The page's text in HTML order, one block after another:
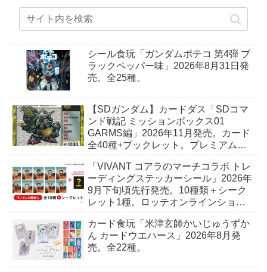
シール食玩「ガンダムポテコ 第4弾 ブ
ラックペッパー味」2026年8月31日発
売。全25種。
【SDガンダム】カードダス「SDコマ
ンド戦記 ミッションボックス01
GARMS編」2026年11月発売。カード
全40種+ブックレット。プレミアムバ
「VIVANT コアラのマーチコラボ トレ
ーディングステッカーシール」2026年
9月下旬頃先行発売。10種類＋シーク
レット1種。ロッテオンラインショッ
カード食玩「米津玄師かいじゅうずか
ん カードウエハース」2026年8月発
売。全22種。